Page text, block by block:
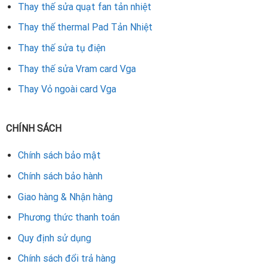
bỉ và ổn định lâu dài.
Rate this product
Thay thế sửa quạt fan tản nhiệt
Thay thế thermal Pad Tản Nhiệt
Thay thế sửa tụ điện
Thay thế sửa Vram card Vga
Thay Vỏ ngoài card Vga
CHÍNH SÁCH
Chính sách bảo mật
Chính sách bảo hành
Giao hàng & Nhận hàng
Phương thức thanh toán
Quy định sử dụng
Chính sách đổi trả hàng